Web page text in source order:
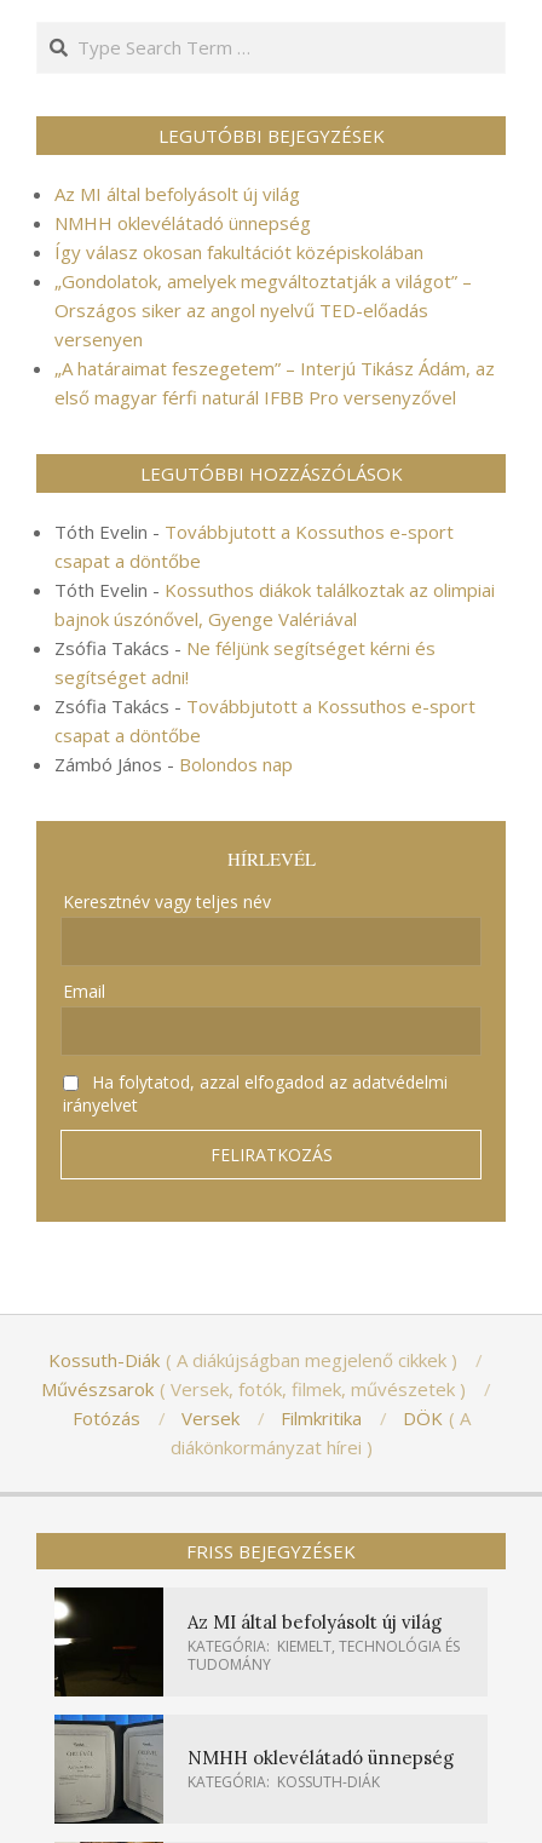
Search
LEGUTÓBBI BEJEGYZÉSEK
Az MI által befolyásolt új világ
NMHH oklevélátadó ünnepség
Így válasz okosan fakultációt középiskolában
„Gondolatok, amelyek megváltoztatják a világot” –
Országos siker az angol nyelvű TED-előadás
versenyen
„A határaimat feszegetem” – Interjú Tikász Ádám, az
első magyar férfi naturál IFBB Pro versenyzővel
LEGUTÓBBI HOZZÁSZÓLÁSOK
Tóth Evelin - Továbbjutott a Kossuthos e-sport
csapat a döntőbe
Tóth Evelin - Kossuthos diákok találkoztak az olimpiai
bajnok úszónővel, Gyenge Valériával
Zsófia Takács - Ne féljünk segítséget kérni és
segítséget adni!
Zsófia Takács - Továbbjutott a Kossuthos e-sport
csapat a döntőbe
Zámbó János - Bolondos nap
HÍRLEVÉL
Keresztnév vagy teljes név
Email
Ha folytatod, azzal elfogadod az adatvédelmi
irányelvet
Kossuth-Diák
A diákújságban megjelenő cikkek
Művészsarok
Versek, fotók, filmek, művészetek
Fotózás
Versek Filmkritika DÖK
A
diákönkormányzat hírei
FRISS BEJEGYZÉSEK
Az MI által befolyásolt új világ
KATEGÓRIA: KIEMELT, TECHNOLÓGIA ÉS
TUDOMÁNY
NMHH oklevélátadó ünnepség
KATEGÓRIA: KOSSUTH-DIÁK